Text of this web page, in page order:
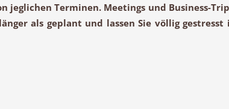
jeglichen Terminen. Meetings und Business-
als geplant und lassen Sie völlig gestresst